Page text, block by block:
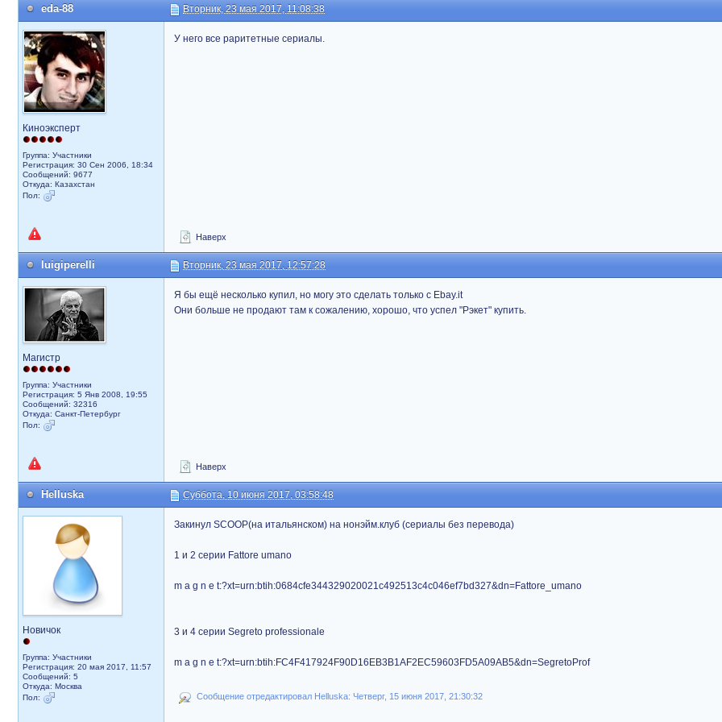
eda-88 Вторник, 23 мая 2017, 11:08:38
Киноэксперт
Группа: Участники
Регистрация: 30 Сен 2006, 18:34
Сообщений: 9677
Откуда: Казахстан
Пол:
У него все раритетные сериалы.
Наверх
luigiperelli Вторник, 23 мая 2017, 12:57:28
Магистр
Группа: Участники
Регистрация: 5 Янв 2008, 19:55
Сообщений: 32316
Откуда: Санкт-Петербург
Пол:
Я бы ещё несколько купил, но могу это сделать только с Ebay.it
Они больше не продают там к сожалению, хорошо, что успел "Рэкет" купить.
Наверх
Helluska Суббота, 10 июня 2017, 03:58:48
Новичок
Группа: Участники
Регистрация: 20 мая 2017, 11:57
Сообщений: 5
Откуда: Москва
Пол:
Закинул SCOOP(на итальянском) на нонэйм.клуб (сериалы без перевода)
1 и 2 серии Fattore umano
m a g n e t:?xt=urn:btih:0684cfe344329020021c492513c4c046ef7bd327&dn=Fattore_umano
3 и 4 серии Segreto professionale
m a g n e t:?xt=urn:btih:FC4F417924F90D16EB3B1AF2EC59603FD5A09AB5&dn=SegretoProf
Сообщение отредактировал Helluska: Четверг, 15 июня 2017, 21:30:32